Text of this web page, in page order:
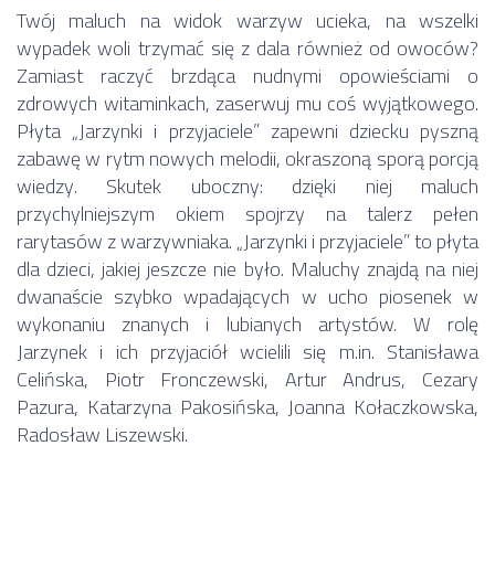
Twój maluch na widok warzyw ucieka, na wszelki
wypadek woli trzymać się z dala również od owoców?
Zamiast raczyć brzdąca nudnymi opowieściami o
zdrowych witaminkach, zaserwuj mu coś wyjątkowego.
Płyta „Jarzynki i przyjaciele” zapewni dziecku pyszną
zabawę w rytm nowych melodii, okraszoną sporą porcją
wiedzy. Skutek uboczny: dzięki niej maluch
przychylniejszym okiem spojrzy na talerz pełen
rarytasów z warzywniaka. „Jarzynki i przyjaciele” to płyta
dla dzieci, jakiej jeszcze nie było. Maluchy znajdą na niej
dwanaście szybko wpadających w ucho piosenek w
wykonaniu znanych i lubianych artystów. W rolę
Jarzynek i ich przyjaciół wcielili się m.in. Stanisława
Celińska, Piotr Fronczewski, Artur Andrus, Cezary
Pazura, Katarzyna Pakosińska, Joanna Kołaczkowska,
Radosław Liszewski.